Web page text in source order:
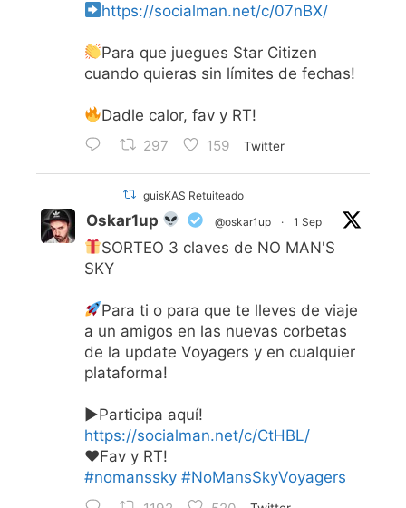
https://socialman.net/c/07nBX/
Para que juegues Star Citizen
cuando quieras sin límites de fechas!
Dadle calor, fav y RT!
297 159 Twitter
guisKAS Retuiteado
Oskar1up @oskar1up · 1 Sep
SORTEO 3 claves de NO MAN'S
SKY
Para ti o para que te lleves de viaje
a un amigos en las nuevas corbetas
de la update Voyagers y en cualquier
plataforma!
▶Participa aquí!
https://socialman.net/c/CtHBL/
♥Fav y RT!
#nomanssky #NoMansSkyVoyagers